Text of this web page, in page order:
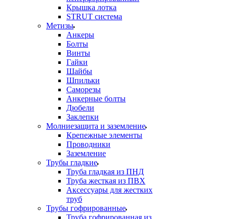
Крышка лотка
STRUT система
Метизы
Анкеры
Болты
Винты
Гайки
Шайбы
Шпильки
Саморезы
Анкерные болты
Дюбели
Заклепки
Молниезащита и заземление
Крепежные элементы
Проводники
Заземление
Трубы гладкие
Труба гладкая из ПНД
Труба жесткая из ПВХ
Аксессуары для жестких
труб
Трубы гофрированные
Труба гофрированная из